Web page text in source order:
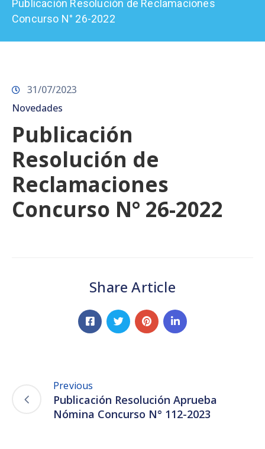
Prensa
Publicación Resolución de Reclamaciones
Concurso N° 26-2022
31/07/2023
Novedades
Publicación
Resolución de
Reclamaciones
Concurso N° 26-2022
Share Article
Previous
Publicación Resolución Aprueba
Nómina Concurso N° 112-2023